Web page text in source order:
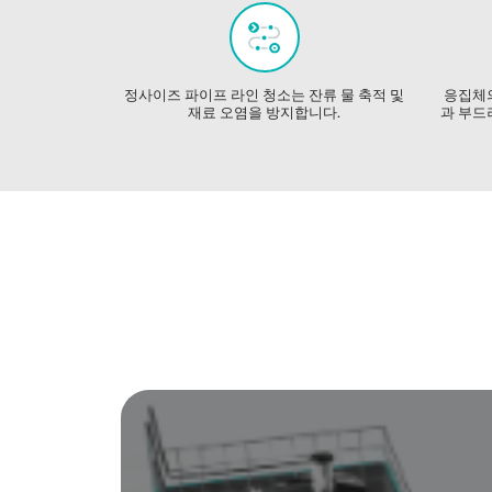
정사이즈 파이프 라인 청소는 잔류 물 축적 및
재료 오염을 방지합니다.
응집체
과 부드